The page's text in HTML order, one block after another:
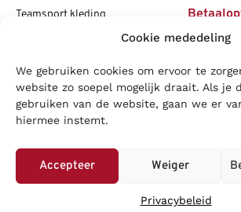
Cookie mededeling
We gebruiken cookies om ervoor te
website zo soepel mogelijk draait. Als je
gebruiken van de website, gaan we er
hiermee instemt.
Accepteer Weiger
Privacybeleid
Teamsport kleding
Vacatures
Blogs
Social
LOWA|Adidas| Mizuno
Superfeet